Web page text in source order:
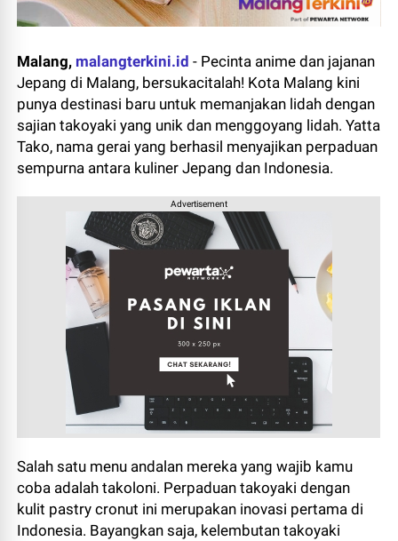
Malang, malangterkini.id - Pecinta anime dan jajanan
Jepang di Malang, bersukacitalah! Kota Malang kini
punya destinasi baru untuk memanjakan lidah dengan
sajian takoyaki yang unik dan menggoyang lidah. Yatta
Tako, nama gerai yang berhasil menyajikan perpaduan
sempurna antara kuliner Jepang dan Indonesia.
Advertisement
Salah satu menu andalan mereka yang wajib kamu
coba adalah takoloni. Perpaduan takoyaki dengan
kulit pastry cronut ini merupakan inovasi pertama di
Indonesia. Bayangkan saja, kelembutan takoyaki